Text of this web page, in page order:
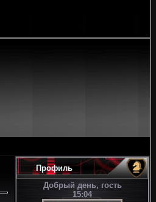
Профиль
Добрый день, гость
15:04